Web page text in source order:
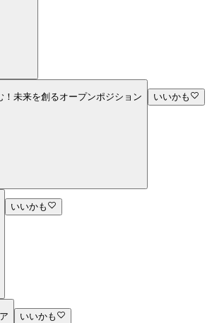
！未来を創るオープンポジション いいかも
いいかも
いいかも